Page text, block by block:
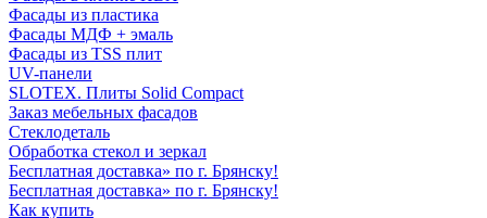
Фасады из пластика
Фасады МДФ + эмаль
Фасады из TSS плит
UV-панели
SLOTEX. Плиты Solid Compact
Заказ мебельных фасадов
Стеклодеталь
Обработка стекол и зеркал
Бесплатная доставка» по г. Брянску!
Бесплатная доставка» по г. Брянску!
Как купить